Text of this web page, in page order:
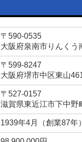
〒590-0535
大阪府泉南市りんくう
〒599-8247
大阪府堺市中区東山
〒527-0157
滋賀県東近江市下中野
1939年4月（創業87年）